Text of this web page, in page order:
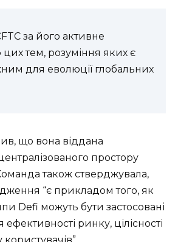
за його активне
тем, розуміння яких є
для еволюції глобальних
що вона віддана
простору
також стверджувала,
“є прикладом того, як
Defi можуть бути застосовані
ринку, цілісності